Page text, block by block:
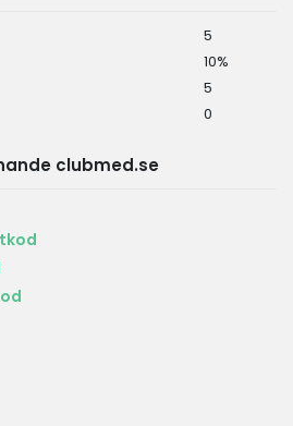
5
10%
5
0
clubmed.se